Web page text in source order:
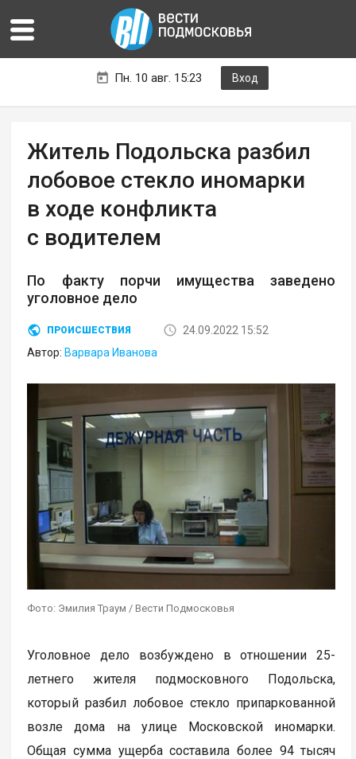
Пн. 10 авг. 15:23 Вход
Житель Подольска разбил
лобовое стекло иномарки
в ходе конфликта
с водителем
По факту порчи имущества заведено
уголовное дело
ПРОИСШЕСТВИЯ
24.09.2022 15:52
Автор: Варвара Иванова
Фото: Эмилия Траум / Вести Подмосковья
Уголовное дело возбуждено в отношении 25-
летнего жителя подмосковного Подольска,
который разбил лобовое стекло припаркованной
возле дома на улице Московской иномарки.
Общая сумма ущерба составила более 94 тысяч